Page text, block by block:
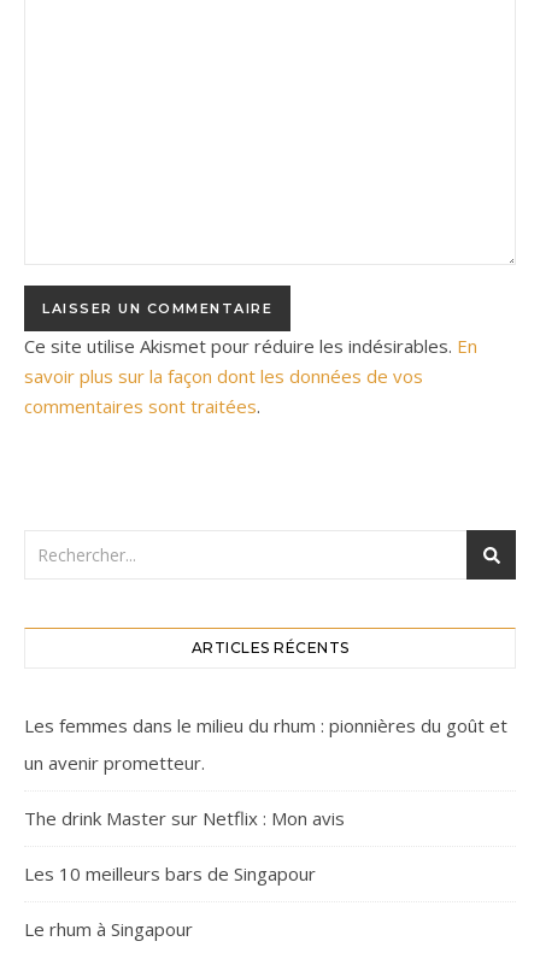
Ce site utilise Akismet pour réduire les indésirables. En
savoir plus sur la façon dont les données de vos
commentaires sont traitées.
ARTICLES RÉCENTS
Les femmes dans le milieu du rhum : pionnières du goût et
un avenir prometteur.
The drink Master sur Netflix : Mon avis
Les 10 meilleurs bars de Singapour
Le rhum à Singapour